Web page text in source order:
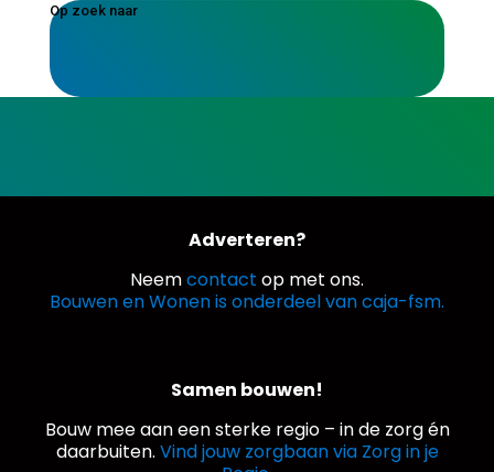
Op zoek naar
Adverteren?
Neemcontact op met ons.
Bouwen en Wonen is onderdeel van caja-fsm.
Samen bouwen!
Bouw mee aan een sterke regio – in de zorg én
daarbuiten. Vind jouw zorgbaan via Zorg in je